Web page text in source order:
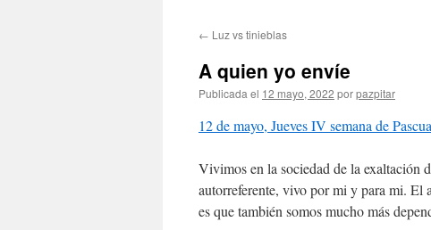
← Luz vs tinieblas
A quien yo envíe
Publicada el 12 mayo, 2022 porpazpitar
12 de mayo, Jueves IV semana de Pascua
Vivimos en la sociedad de la exaltación
autorreferente, vivo por mi y para mi. El
es que también somos mucho más